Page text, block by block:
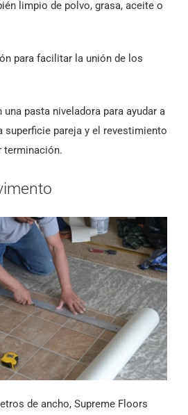
limpio de polvo, grasa, aceite o
para facilitar la unión de los
pasta niveladora para ayudar a
superficie pareja y el revestimiento
terminación.
de ancho, Supreme Floors